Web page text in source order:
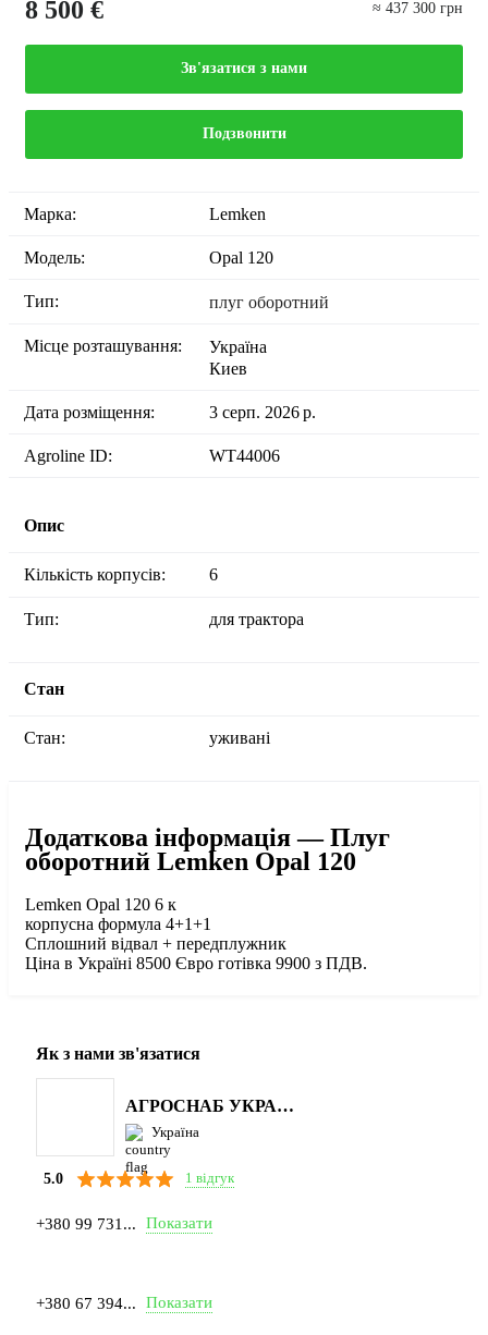
8 500 € ≈ 437 300 грн
Зв'язатися з нами
Подзвонити
Марка: Lemken
Модель: Opal 120
Тип: плуг оборотний
Місце розташування:
Україна
Киев
Дата розміщення: 3 серп. 2026 р.
Agroline ID: WT44006
Опис
Кількість корпусів: 6
Тип: для трактора
Стан
Стан: уживані
Додаткова інформація — Плуг
оборотний Lemken Opal 120
Lemken Opal 120 6 к
корпусна формула 4+1+1
Сплошний відвал + передплужник
Ціна в Україні 8500 Євро готівка 9900 з ПДВ.
Як з нами зв'язатися
АГРОСНАБ УКРАЇНА
Україна
5.0 1 відгук
+380 99 731... Показати
+380 67 394... Показати